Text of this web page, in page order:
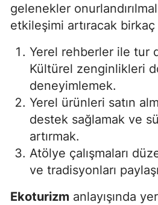
gelenekler
etkileşimi artıracak
Yerel rehberler ile tur
Kültürel zenginlikleri
deneyimlemek.
Yerel ürünleri satın
destek sağlamak ve
artırmak.
Atölye çalışmaları
ve tradisyonları
Ekoturizm anlayışında